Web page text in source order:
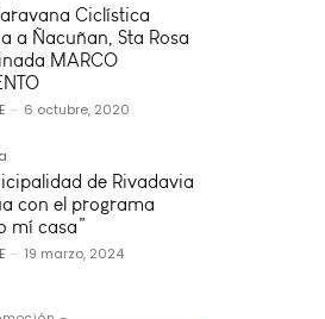
Ciclística
a Ñacuñan, Sta Rosa
MARCO
- 6 octubre, 2020
de Rivadavia
con el programa
mí casa”
- 19 marzo, 2024